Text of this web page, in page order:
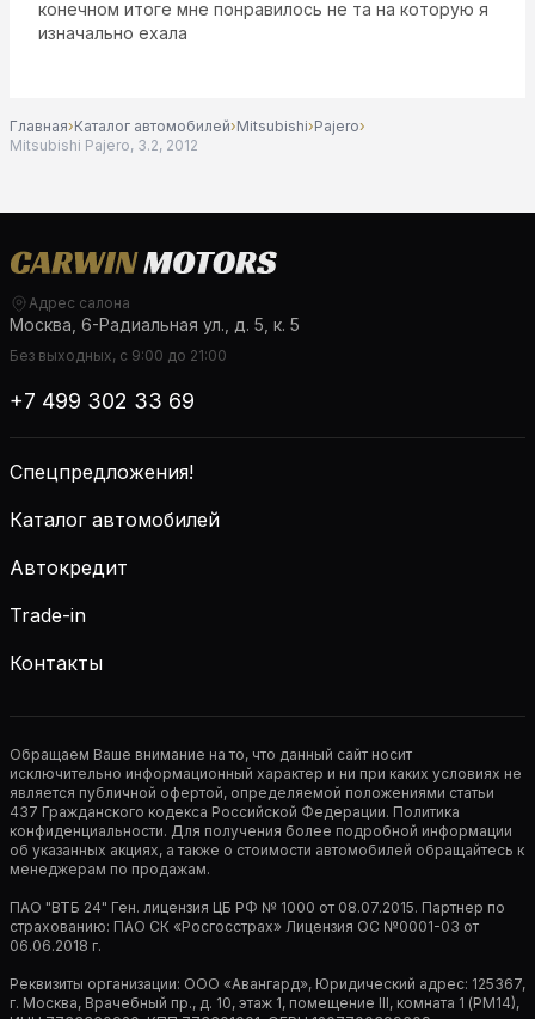
конечном итоге мне понравилось не та на которую я
изначально ехала
Главная›Каталог автомобилей›Mitsubishi›Pajero›
Mitsubishi Pajero, 3.2, 2012
Адрес салона
Москва, 6-Радиальная ул., д. 5, к. 5
Без выходных, с 9:00 до 21:00
+7 499 302 33 69
Спецпредложения!
Каталог автомобилей
Автокредит
Trade-in
Контакты
Обращаем Ваше внимание на то, что данный сайт носит
исключительно информационный характер и ни при каких условиях не
является публичной офертой, определяемой положениями статьи
437 Гражданского кодекса Российской Федерации. Политика
конфиденциальности. Для получения более подробной информации
об указанных акциях, а также о стоимости автомобилей обращайтесь к
менеджерам по продажам.
ПАО "ВТБ 24" Ген. лицензия ЦБ РФ № 1000 от 08.07.2015. Партнер по
страхованию: ПАО СК «Росгосстрах» Лицензия ОС №0001-03 от
06.06.2018 г.
Реквизиты организации: ООО «Авангард», Юридический адрес: 125367,
г. Москва, Врачебный пр., д. 10, этаж 1, помещение III, комната 1 (РМ14),